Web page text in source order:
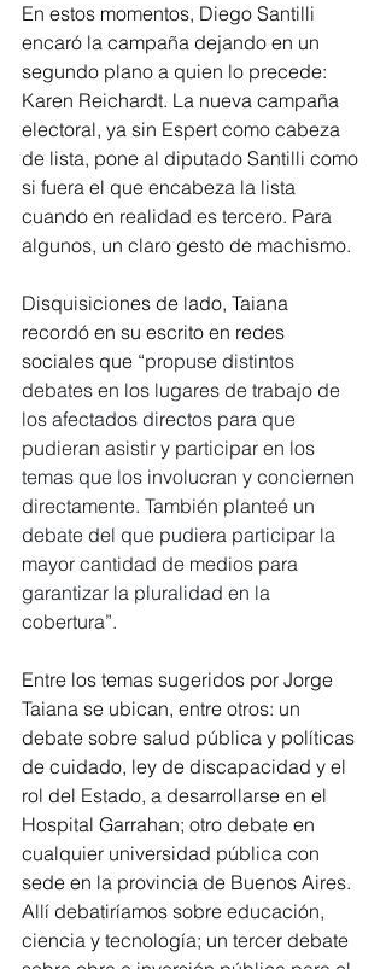
En estos momentos, Diego Santilli
encaró la campaña dejando en un
segundo plano a quien lo precede:
Karen Reichardt. La nueva campaña
electoral, ya sin Espert como cabeza
de lista, pone al diputado Santilli como
si fuera el que encabeza la lista
cuando en realidad es tercero. Para
algunos, un claro gesto de machismo.
Disquisiciones de lado, Taiana
recordó en su escrito en redes
sociales que “propuse distintos
debates en los lugares de trabajo de
los afectados directos para que
pudieran asistir y participar en los
temas que los involucran y conciernen
directamente. También planteé un
debate del que pudiera participar la
mayor cantidad de medios para
garantizar la pluralidad en la
cobertura”.
Entre los temas sugeridos por Jorge
Taiana se ubican, entre otros: un
debate sobre salud pública y políticas
de cuidado, ley de discapacidad y el
rol del Estado, a desarrollarse en el
Hospital Garrahan; otro debate en
cualquier universidad pública con
sede en la provincia de Buenos Aires.
Allí debatiríamos sobre educación,
ciencia y tecnología; un tercer debate